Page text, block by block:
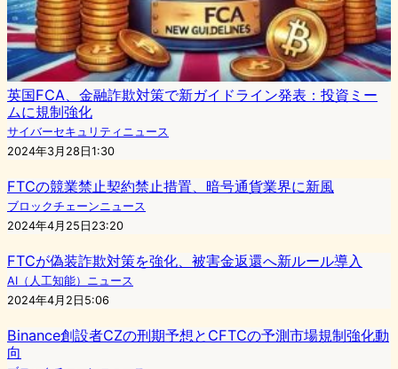
英国FCA、金融詐欺対策で新ガイドライン発表：投資ミー
ムに規制強化
サイバーセキュリティニュース
2024年3月28日1:30
FTCの競業禁止契約禁止措置、暗号通貨業界に新風
ブロックチェーンニュース
2024年4月25日23:20
FTCが偽装詐欺対策を強化、被害金返還へ新ルール導入
AI（人工知能）ニュース
2024年4月2日5:06
Binance創設者CZの刑期予想とCFTCの予測市場規制強化動
向